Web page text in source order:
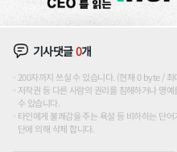
기사댓글0개
200자까지 쓰실 수 있습니다. (현재 0 byte /
저작권 등 다른 사람의 권리를 침해하거나 명
수 있습니다.
타인에게 불쾌감을 주는 욕설 등 비하하는 단
단에 의해 삭제 합니다.